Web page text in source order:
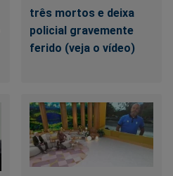
três mortos e deixa
policial gravemente
ferido (veja o vídeo)